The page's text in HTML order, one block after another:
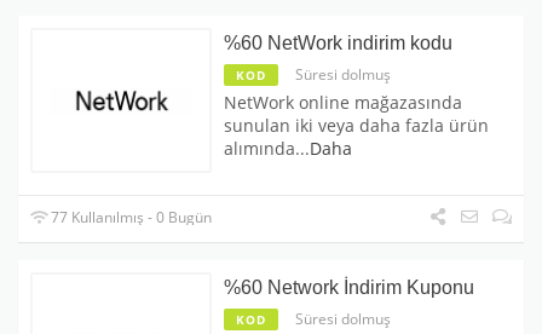
%60 NetWork indirim kodu
KOD Süresi dolmuş
NetWork online mağazasında
sunulan iki veya daha fazla ürün
alımında...Daha
77 Kullanılmış - 0 Bugün
%60 Network İndirim Kuponu
KOD Süresi dolmuş